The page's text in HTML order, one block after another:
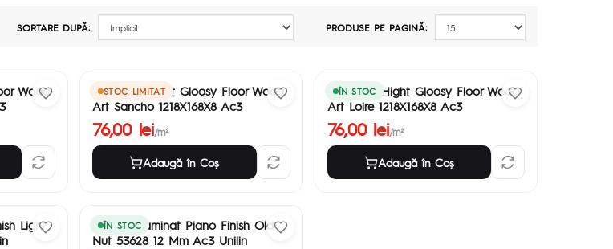
SORTARE DUPĂ: PRODUSE PE PAGINĂ:
Wood
STOC LIMITAT
Laminate Hight Gloosy Floor Wood
Art Sancho 1218X168X8 Ac3
76,00 lei/m²
Adaugă în Coş
ÎN STOC
Laminate Hight Gloosy Floor Wood
Art Loire 1218X168X8 Ac3
76,00 lei/m²
Adaugă în Coş
Light
ÎN STOC
Parchet Laminat Piano Finish Old
Nut 53628 12 Mm Ac3 Unilin